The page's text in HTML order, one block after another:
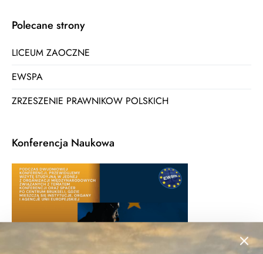
Polecane strony
LICEUM ZAOCZNE
EWSPA
ZRZESZENIE PRAWNIKOW POLSKICH
Konferencja Naukowa